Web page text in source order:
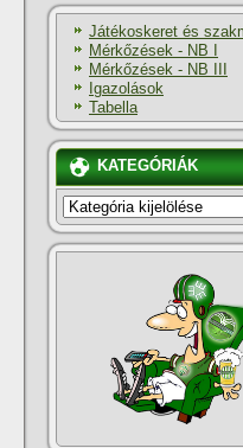
Játékoskeret és
Mérkőzések - NB I
Mérkőzések - NB III
Igazolások
Tabella
KATEGÓRIÁK
KATEGÓRIÁK